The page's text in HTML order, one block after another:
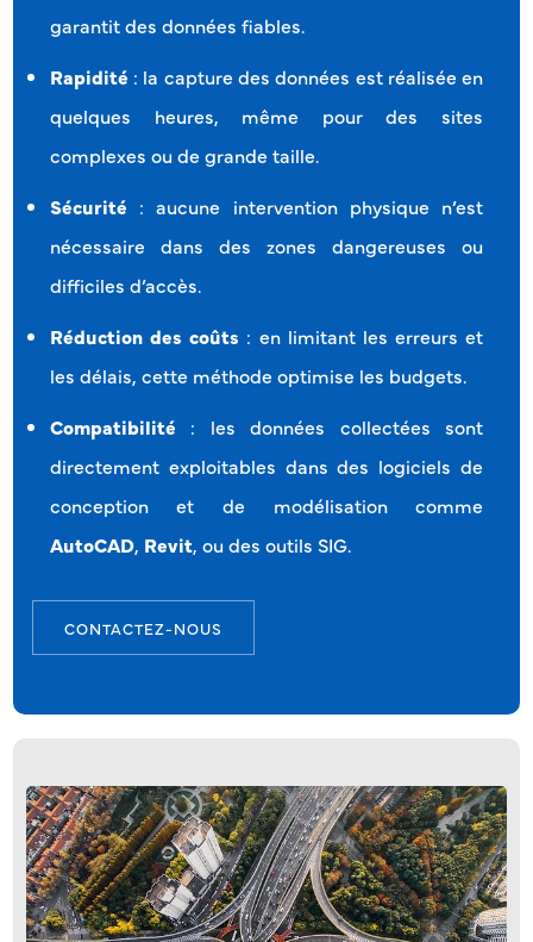
garantit des données fiables.
Rapidité : la capture des données est réalisée en
quelques heures, même pour des sites
complexes ou de grande taille.
Sécurité : aucune intervention physique n’est
nécessaire dans des zones dangereuses ou
difficiles d’accès.
Réduction des coûts : en limitant les erreurs et
les délais, cette méthode optimise les budgets.
Compatibilité : les données collectées sont
directement exploitables dans des logiciels de
conception et de modélisation comme
AutoCAD, Revit, ou des outils SIG.
CONTACTEZ-NOUS